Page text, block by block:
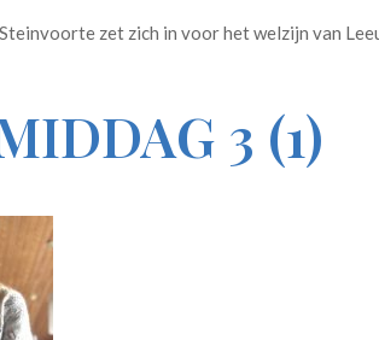
zet zich in voor het welzijn van
3 (1)